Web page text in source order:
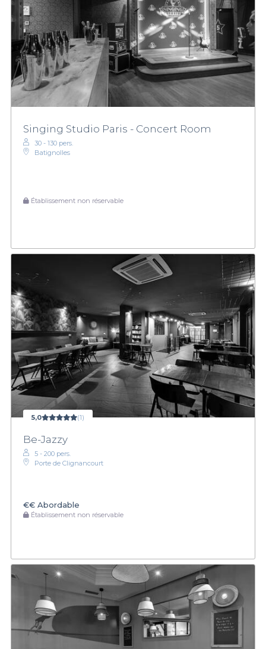
Singing Studio Paris - Concert Room
30 - 130 pers.
Batignolles
Établissement non réservable
5,0 (1)
Be-Jazzy
5 - 200 pers.
Porte de Clignancourt
€€ Abordable
Établissement non réservable